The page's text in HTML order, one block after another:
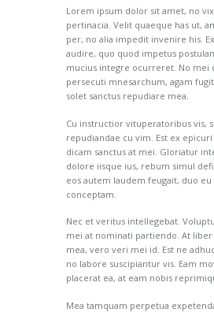
Lorem ipsum dolor sit amet, no
pertinacia. Velit quaeque has ut,
per, no alia impedit invenire his.
audire, quo quod impetus
mucius integre ocurreret. No mei
persecuti mnesarchum, agam
solet sanctus repudiare mea.
Cu instructior vituperatoribus vis,
repudiandae cu vim. Est ex
dicam sanctus at mei. Gloriatur
dolore iisque ius, rebum simul
eos autem laudem feugait, duo
conceptam.
Nec et veritus intellegebat.
mei at nominati partiendo. At
mea, vero veri mei id. Est ne
no labore suscipiantur vis. Eam
placerat ea, at eam nobis
Mea tamquam perpetua